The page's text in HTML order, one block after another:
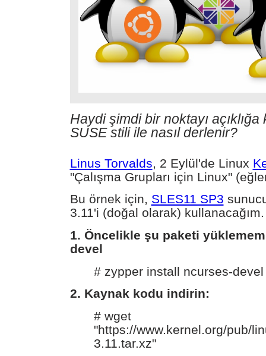
Haydi şimdi bir noktayı
SUSE stili ile nasıl derlenir?
Linus Torvalds, 2 Eylül'de Linux
"Çalışma Grupları için Linux"
Bu örnek için, SLES11 SP3
3.11'i (doğal olarak) kullanacağım.
1. Öncelikle şu paketi
devel
# zypper install ncurses-devel
2. Kaynak kodu indirin:
# wget
"https://www.kernel.org/pub/
3.11.tar.xz"